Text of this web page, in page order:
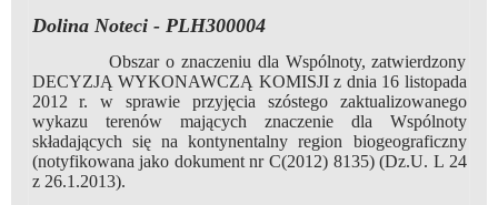
Dolina Noteci - PLH300004
Obszar o znaczeniu dla Wspólnoty, zatwierdzony
DECYZJĄ WYKONAWCZĄ KOMISJI z dnia 16 listopada
2012 r. w sprawie przyjęcia szóstego zaktualizowanego
wykazu terenów mających znaczenie dla Wspólnoty
składających się na kontynentalny region biogeograficzny
(notyfikowana jako dokument nr C(2012) 8135) (Dz.U. L 24
z 26.1.2013).